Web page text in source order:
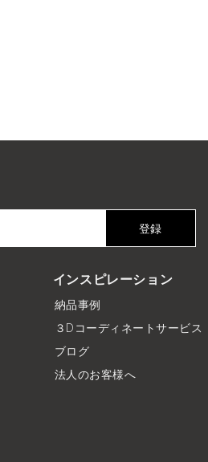
登録
インスピレーション
納品事例
３Dコーディネートサービス
ブログ
法人のお客様へ